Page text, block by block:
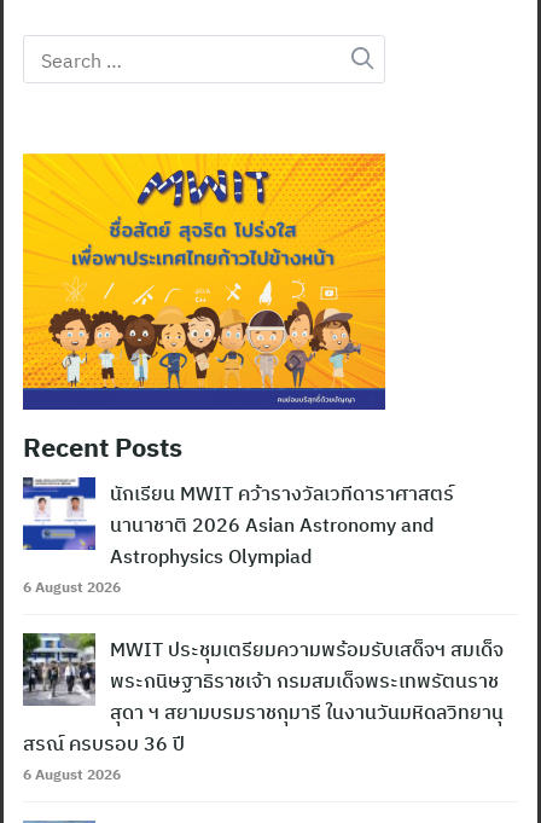
Search
for:
Recent Posts
นักเรียน MWIT คว้ารางวัลเวทีดาราศาสตร์
นานาชาติ 2026 Asian Astronomy and
Astrophysics Olympiad
6 August 2026
MWIT ประชุมเตรียมความพร้อมรับเสด็จฯ สมเด็จ
พระกนิษฐาธิราชเจ้า กรมสมเด็จพระเทพรัตนราช
สุดา ฯ สยามบรมราชกุมารี ในงานวันมหิดลวิทยานุ
สรณ์ ครบรอบ 36 ปี
6 August 2026